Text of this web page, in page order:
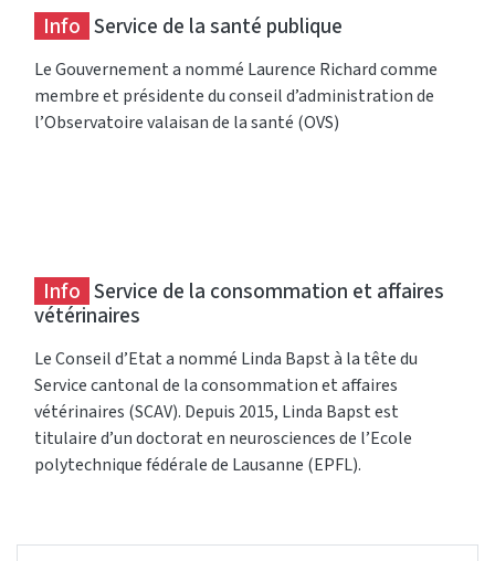
Info Service de la santé publique
Le Gouvernement a nommé Laurence Richard comme
membre et présidente du conseil d’administration de
l’Observatoire valaisan de la santé (OVS)
Info Service de la consommation et affaires
vétérinaires
Le Conseil d’Etat a nommé Linda Bapst à la tête du
Service cantonal de la consommation et affaires
vétérinaires (SCAV). Depuis 2015, Linda Bapst est
titulaire d’un doctorat en neurosciences de l’Ecole
polytechnique fédérale de Lausanne (EPFL).